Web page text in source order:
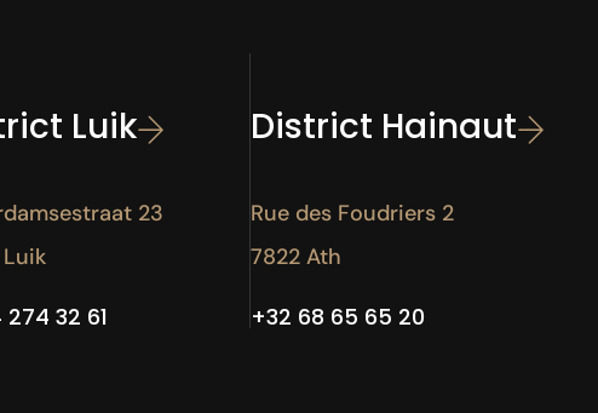
Luik
23
32 61
District Hainaut
Rue des Foudriers 2
7822 Ath
+32 68 65 65 20